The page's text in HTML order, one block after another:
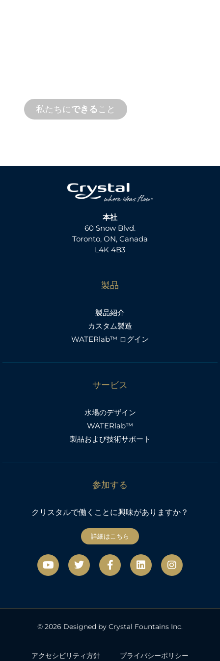
私たちにできること
本社
60 Snow Blvd.
Toronto, ON, Canada
L4K 4B3
製品
製品紹介
カスタム製造
WATERlab™ ログイン
サービス
水場のデザイン
WATERlab™
製品および技術サポート
参加する
クリスタルで働くことに興味がありますか？
詳細はこちら
Y
o
u
b
ツ
イ
ッ
フ
ェ
イ
ッ
リ
ン
ク
イ
ン
ス
ラ
© 2026 Designed by Crystal Fountains Inc.
アクセシビリティ方針 プライバシーポリシー